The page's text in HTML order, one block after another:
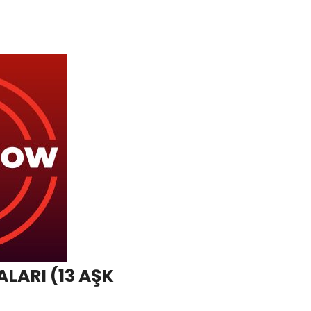
(13 AŞK